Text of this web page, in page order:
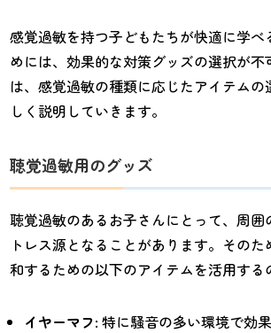
感覚過敏を持つ子どもたちが快適に学べ
めには、効果的な対策グッズの選択が
は、感覚過敏の種類に応じたアイテム
しく説明していきます。
聴覚過敏用のグッズ
聴覚過敏のあるお子さんにとって、周囲
トレス源となることがあります。その
和するための以下のアイテムを活用する
イヤーマフ: 特に騒音の多い環境で効